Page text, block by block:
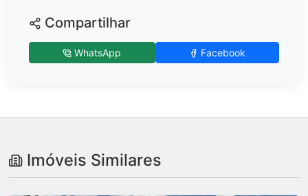
Compartilhar
WhatsApp Facebook
Imóveis Similares